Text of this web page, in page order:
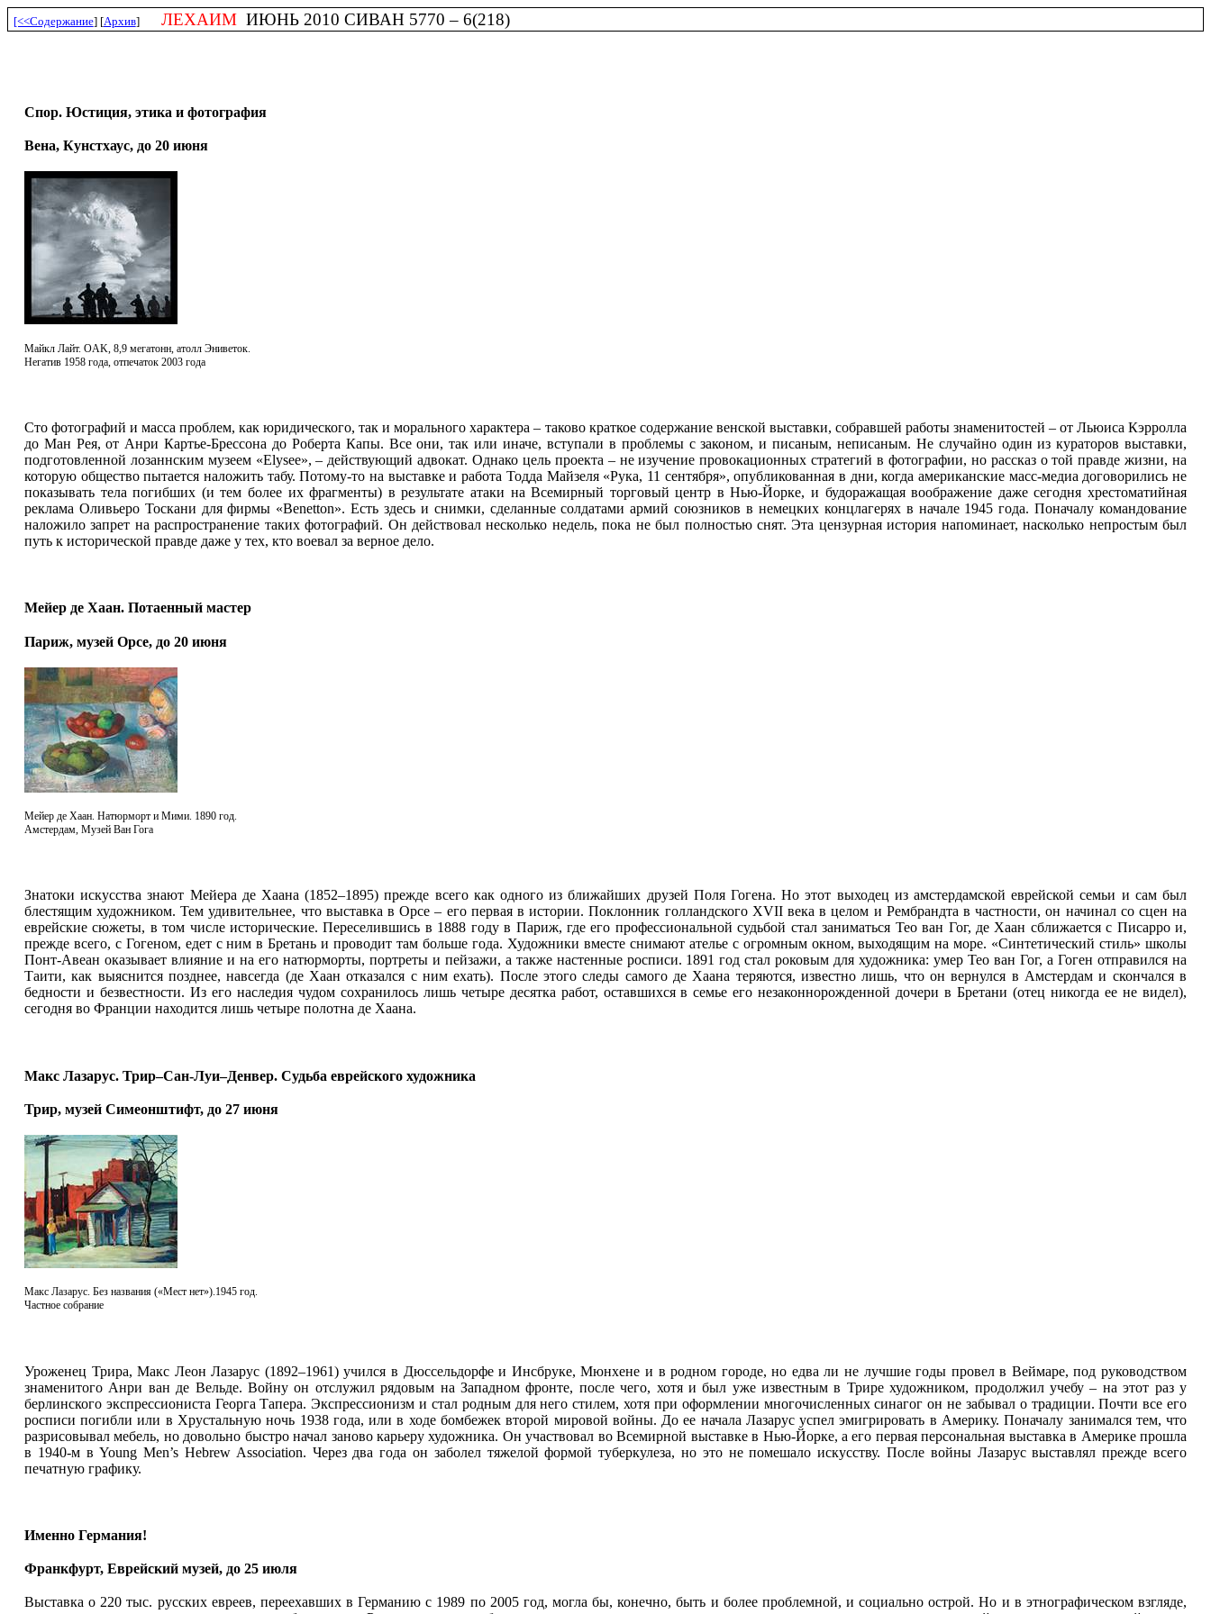
[<<Содержание] [Архив] ЛЕХАИМИЮНЬ 2010 СИВАН 5770 – 6(218)
Спор. Юстиция, этика и фотография
Вена, Кунстхаус, до 20 июня
Майкл Лайт. OAK, 8,9 мегатонн, атолл Эниветок.
Негатив 1958 года, отпечаток 2003 года
Сто фотографий и масса проблем, как юридического, так и морального характера – таково краткое содержание венской выставки, собравшей работы знаменитостей – от Льюиса Кэрролла
до Ман Рея, от Анри Картье-Брессона до Роберта Капы. Все они, так или иначе, вступали в проблемы с законом, и писаным, неписаным. Не случайно один из кураторов выставки,
подготовленной лозаннским музеем «Elysee», – действующий адвокат. Однако цель проекта – не изучение провокационных стратегий в фотографии, но рассказ о той правде жизни, на
которую общество пытается наложить табу. Потому-то на выставке и работа Тодда Майзеля «Рука, 11 сентября», опубликованная в дни, когда американские масс-медиа договорились не
показывать тела погибших (и тем более их фрагменты) в результате атаки на Всемирный торговый центр в Нью-Йорке, и будоражащая воображение даже сегодня хрестоматийная
реклама Оливьеро Тоскани для фирмы «Benetton». Есть здесь и снимки, сделанные солдатами армий союзников в немецких концлагерях в начале 1945 года. Поначалу командование
наложило запрет на распространение таких фотографий. Он действовал несколько недель, пока не был полностью снят. Эта цензурная история напоминает, насколько непростым был
путь к исторической правде даже у тех, кто воевал за верное дело.
Мейер де Хаан. Потаенный мастер
Париж, музей Орсе, до 20 июня
Мейер де Хаан. Натюрморт и Мими. 1890 год.
Амстердам, Музей Ван Гога
Знатоки искусства знают Мейера де Хаана (1852–1895) прежде всего как одного из ближайших друзей Поля Гогена. Но этот выходец из амстердамской еврейской семьи и сам был
блестящим художником. Тем удивительнее, что выставка в Орсе – его первая в истории. Поклонник голландского XVII века в целом и Рембрандта в частности, он начинал со сцен на
еврейские сюжеты, в том числе исторические. Переселившись в 1888 году в Париж, где его профессиональной судьбой стал заниматься Тео ван Гог, де Хаан сближается с Писарро и,
прежде всего, с Гогеном, едет с ним в Бретань и проводит там больше года. Художники вместе снимают ателье с огромным окном, выходящим на море. «Синтетический стиль» школы
Понт-Авеан оказывает влияние и на его натюрморты, портреты и пейзажи, а также настенные росписи. 1891 год стал роковым для художника: умер Тео ван Гог, а Гоген отправился на
Таити, как выяснится позднее, навсегда (де Хаан отказался с ним ехать). После этого следы самого де Хаана теряются, известно лишь, что он вернулся в Амстердам и скончался в
бедности и безвестности. Из его наследия чудом сохранилось лишь четыре десятка работ, оставшихся в семье его незаконнорожденной дочери в Бретани (отец никогда ее не видел),
сегодня во Франции находится лишь четыре полотна де Хаана.
Макс Лазарус. Трир–Сан-Луи–Денвер. Судьба еврейского художника
Трир, музей Симеонштифт, до 27 июня
Макс Лазарус. Без названия («Мест нет»).1945 год.
Частное собрание
Уроженец Трира, Макс Леон Лазарус (1892–1961) учился в Дюссельдорфе и Инсбруке, Мюнхене и в родном городе, но едва ли не лучшие годы провел в Веймаре, под руководством
знаменитого Анри ван де Вельде. Войну он отслужил рядовым на Западном фронте, после чего, хотя и был уже известным в Трире художником, продолжил учебу – на этот раз у
берлинского экспрессиониста Георга Тапера. Экспрессионизм и стал родным для него стилем, хотя при оформлении многочисленных синагог он не забывал о традиции. Почти все его
росписи погибли или в Хрустальную ночь 1938 года, или в ходе бомбежек второй мировой войны. До ее начала Лазарус успел эмигрировать в Америку. Поначалу занимался тем, что
разрисовывал мебель, но довольно быстро начал заново карьеру художника. Он участвовал во Всемирной выставке в Нью-Йорке, а его первая персональная выставка в Америке прошла
в 1940-м в Young Men’s Hebrew Association. Через два года он заболел тяжелой формой туберкулеза, но это не помешало искусству. После войны Лазарус выставлял прежде всего
печатную графику.
Именно Германия!
Франкфурт, Еврейский музей, до 25 июля
Выставка о 220 тыс. русских евреев, переехавших в Германию с 1989 по 2005 год, могла бы, конечно, быть и более проблемной, и социально острой. Но и в этнографическом взгляде,